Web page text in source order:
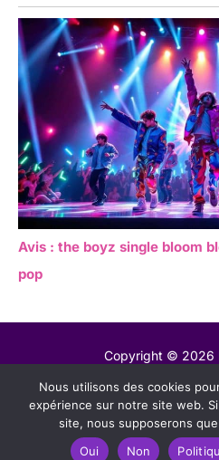
Avis : the boyz single bloom
pop
Copyright © 2026
Mentions
Politique de
Nous utilisons des cookies
expérience sur notre site web.
site, nous supposerons
Oui
Non